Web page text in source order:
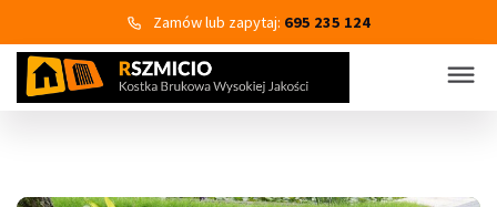
Zamów lub zapytaj: 695 235 124